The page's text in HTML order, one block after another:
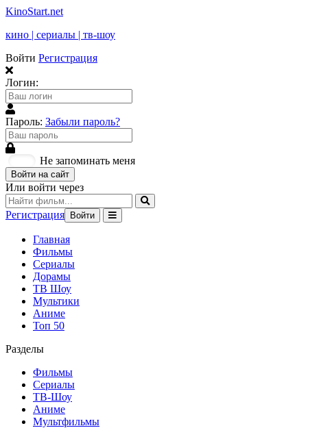
KinoStart.net
кино | сериалы | тв-шоу
Войти Регистрация
Логин:
Пароль: Забыли пароль?
Не запоминать меня
Войти на сайт
Или войти через
Регистрация Войти
Главная
Фильмы
Сериалы
Дорамы
ТВ Шоу
Мультики
Аниме
Топ 50
Разделы
Фильмы
Сериалы
ТВ-Шоу
Аниме
Мультфильмы